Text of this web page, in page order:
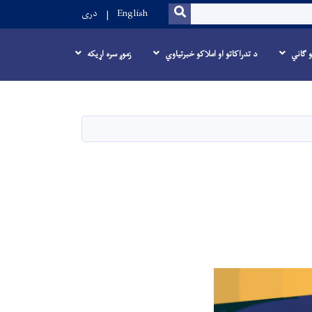
SEARCH
English دری
ګاني د تدراکاتو او املاکو خبرتیاوي زموږ سره اړیکه